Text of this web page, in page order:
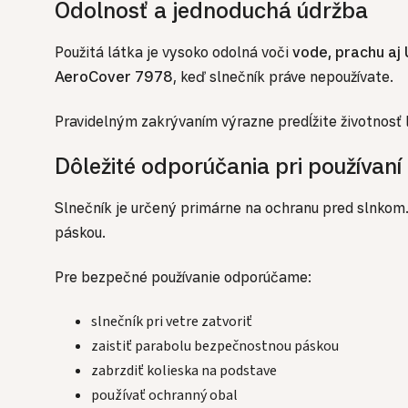
Odolnosť a jednoduchá údržba
Použitá látka je vysoko odolná voči vode, prachu aj
AeroCover 7978, keď slnečník práve nepoužívate.
Pravidelným zakrývaním výrazne predĺžite
Dôležité odporúčania pri používaní
Slnečník je určený primárne na ochranu pred
páskou.
Pre bezpečné používanie odporúčame:
slnečník pri vetre zatvoriť
zaistiť parabolu bezpečnostnou páskou
zabrzdiť kolieska na podstave
používať ochranný obal